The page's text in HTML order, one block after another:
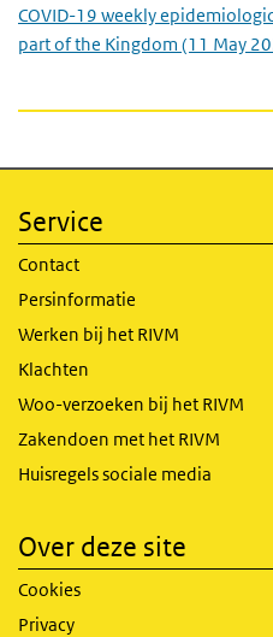
COVID-19 weekly
part of the Kingdom (11 May
Service
Contact
Persinformatie
Werken bij het RIVM
Klachten
Woo-verzoeken bij het RIVM
Zakendoen met het RIVM
Huisregels sociale media
Over deze site
Cookies
Privacy